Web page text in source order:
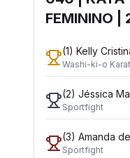
FEMININO |
(1) Kelly
Washi-ki-o
(2) Jéssica
Sportfight
(3) Amanda
Sportfight